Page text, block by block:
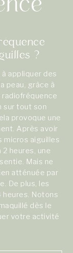
?
appliquer des
peau, grâce à
sur tout son
provoque une
Après avoir
micros aiguilles
heures, une
Mais ne
atténuée par
De plus, les
Notons
dès le
votre activité